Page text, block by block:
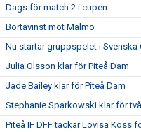
Dags för match 2 i cupen
Bortavinst mot Malmö
Nu startar gruppspelet i Svenska
Julia Olsson klar för Piteå Dam
Jade Bailey klar för Piteå Dam
Stephanie Sparkowski klar för
Piteå IF DFF tackar Lovisa Koss